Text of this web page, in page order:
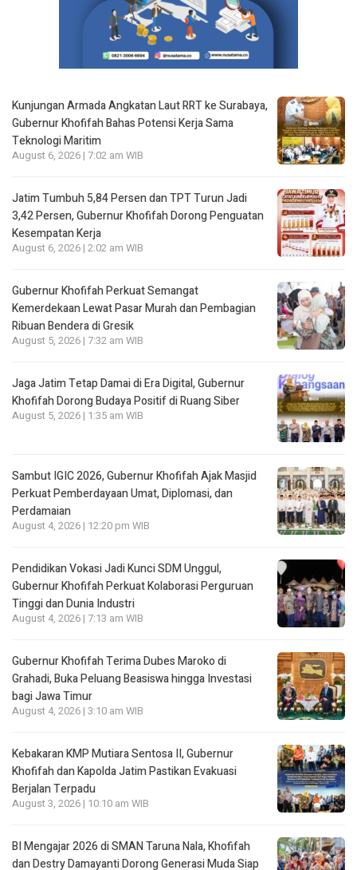
Kunjungan Armada Angkatan Laut RRT ke Surabaya,
Gubernur Khofifah Bahas Potensi Kerja Sama
Teknologi Maritim
August 6, 2026 | 7:02 am WIB
Jatim Tumbuh 5,84 Persen dan TPT Turun Jadi
3,42 Persen, Gubernur Khofifah Dorong Penguatan
Kesempatan Kerja
August 6, 2026 | 2:02 am WIB
Gubernur Khofifah Perkuat Semangat
Kemerdekaan Lewat Pasar Murah dan Pembagian
Ribuan Bendera di Gresik
August 5, 2026 | 7:32 am WIB
Jaga Jatim Tetap Damai di Era Digital, Gubernur
Khofifah Dorong Budaya Positif di Ruang Siber
August 5, 2026 | 1:35 am WIB
Sambut IGIC 2026, Gubernur Khofifah Ajak Masjid
Perkuat Pemberdayaan Umat, Diplomasi, dan
Perdamaian
August 4, 2026 | 12:20 pm WIB
Pendidikan Vokasi Jadi Kunci SDM Unggul,
Gubernur Khofifah Perkuat Kolaborasi Perguruan
Tinggi dan Dunia Industri
August 4, 2026 | 7:13 am WIB
Gubernur Khofifah Terima Dubes Maroko di
Grahadi, Buka Peluang Beasiswa hingga Investasi
bagi Jawa Timur
August 4, 2026 | 3:10 am WIB
Kebakaran KMP Mutiara Sentosa II, Gubernur
Khofifah dan Kapolda Jatim Pastikan Evakuasi
Berjalan Terpadu
August 3, 2026 | 10:10 am WIB
BI Mengajar 2026 di SMAN Taruna Nala, Khofifah
dan Destry Damayanti Dorong Generasi Muda Siap